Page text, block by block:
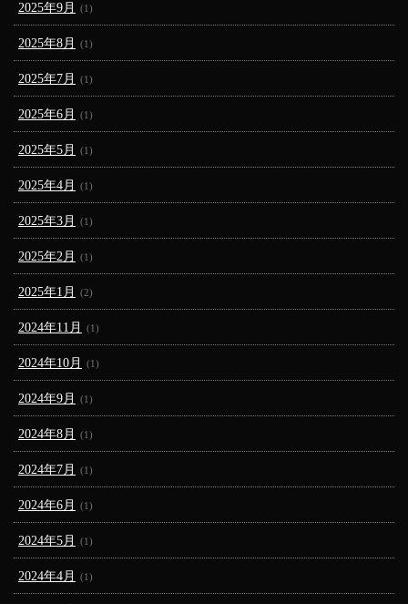
2025年9月 (1)
2025年8月 (1)
2025年7月 (1)
2025年6月 (1)
2025年5月 (1)
2025年4月 (1)
2025年3月 (1)
2025年2月 (1)
2025年1月 (2)
2024年11月 (1)
2024年10月 (1)
2024年9月 (1)
2024年8月 (1)
2024年7月 (1)
2024年6月 (1)
2024年5月 (1)
2024年4月 (1)